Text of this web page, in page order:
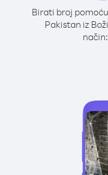
Birati broj
Pakistan iz
način: